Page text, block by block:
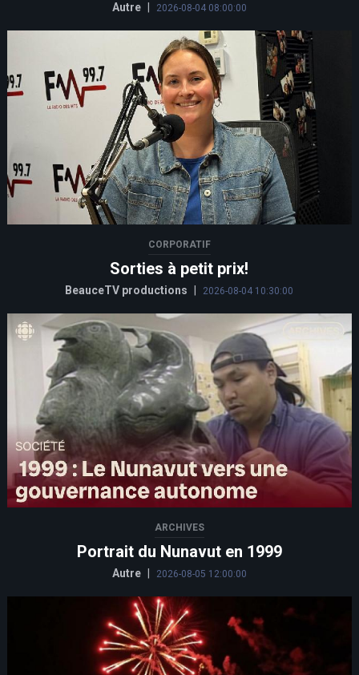
Autre 2026-08-04 08:00:00
CORPORATIF
Sorties à petit prix!
BeauceTV productions 2026-08-04 10:30:00
ARCHIVES
Portrait du Nunavut en 1999
Autre 2026-08-05 12:00:00